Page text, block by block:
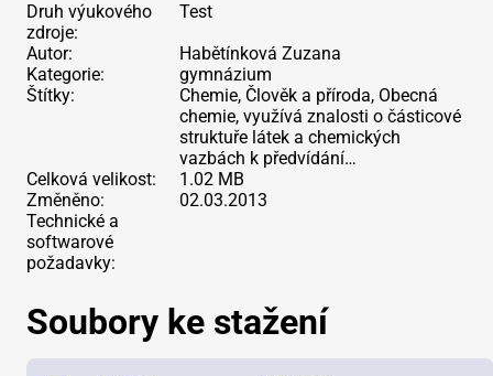
Druh výukového
zdroje:
Test
Autor:
Habětínková Zuzana
Kategorie:
gymnázium
Štítky:
Chemie, Člověk a příroda, Obecná
chemie, využívá znalosti o částicové
struktuře látek a chemických
vazbách k předvídání…
Celková velikost:
1.02 MB
Změněno:
02.03.2013
Technické a
softwarové
požadavky:
Soubory ke stažení